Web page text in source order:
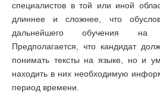
специалистов в той или иной
длиннее и сложнее, что
дальнейшего обучения на
Предполагается, что кандидат
понимать тексты на языке, но и
находить в них необходимую
период времени.